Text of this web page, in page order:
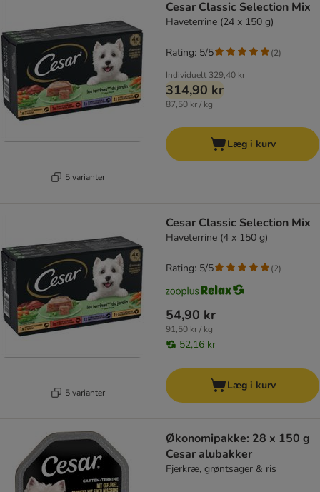
5 varianter
Cesar Classic Selection Mix
Haveterrine (24 x 150 g)
Individuelt 329,40 kr
314,90 kr
87,50 kr / kg
Rating: 5/5 (2)
Læg i kurv
5 varianter
Cesar Classic Selection Mix
Haveterrine (4 x 150 g)
54,90 kr
91,50 kr / kg
52,16 kr
Rating: 5/5 (2)
Læg i kurv
Økonomipakke: 28 x 150 g
Cesar alubakker
Fjerkræ, grøntsager & ris